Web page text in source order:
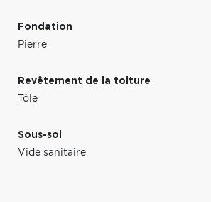
Fondation
Pierre
Revêtement de la toiture
Tôle
Sous-sol
Vide sanitaire